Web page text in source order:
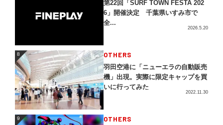
第22回「SURF TOWN FESTA 202
6」開催決定 千葉県いすみ市で
全...
2026.5.20
8 OTHERS
羽田空港に「ニューエラの自動販売
機」出現。実際に限定キャップを買
いに行ってみた
2022.11.30
9 OTHERS